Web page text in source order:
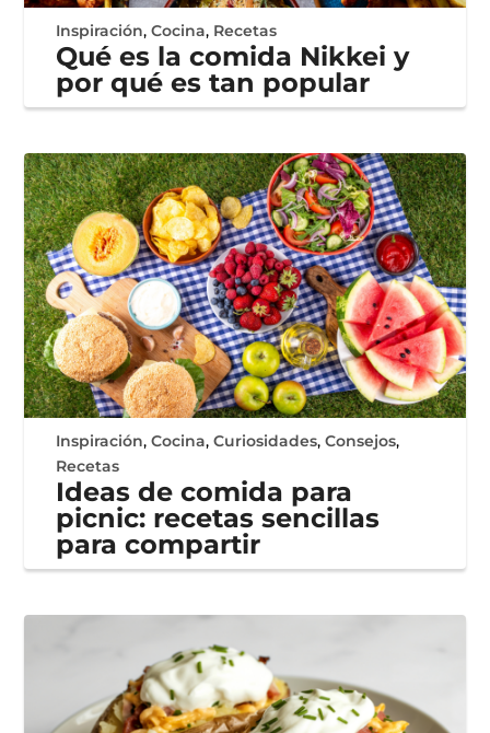
Inspiración,Cocina, Recetas
Qué es la comida Nikkei y
por qué es tan popular
Inspiración,Cocina,Curiosidades,Consejos,
Recetas
Ideas de comida para
picnic: recetas sencillas
para compartir